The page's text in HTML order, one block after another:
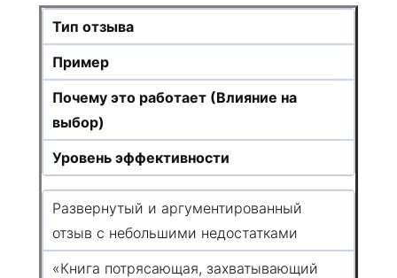
Тип отзыва
Пример
Почему это работает (Влияние на
выбор)
Уровень эффективности
Развернутый и аргументированный
отзыв с небольшими недостатками
«Книга потрясающая, захватывающий